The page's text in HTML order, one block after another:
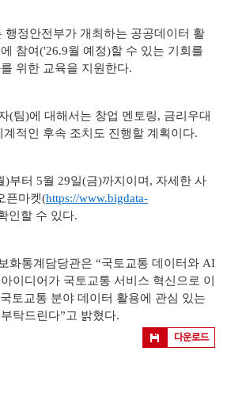
행정안전부가 개최하는 공공데이터 활
참여('26.9월 예정)할 수 있는 기회를
위한 교육을 지원한다.
(팀)에 대해서는 창업 멘토링, 금리우대
적인 후속 조치도 진행할 계획이다.
)부터 5월 29일(금)까지이며, 자세한 사
픈마켓(https://www.bigdata-
인할 수 있다.
화통계담당관은 “국토교통 데이터와 AI
이디어가 국토교통 서비스 혁신으로 이
토교통 분야 데이터 활용에 관심 있는
탁드린다”고 밝혔다.
다운로드